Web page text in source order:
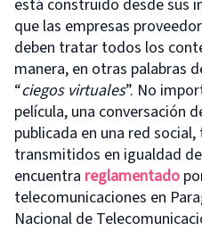
está construido desde sus
que las empresas
deben tratar todos los
manera, en otras palabras
“ciegos virtuales”. No
película, una conversación
publicada en una red
transmitidos en igualdad
encuentra reglamentado
telecomunicaciones en
Nacional de